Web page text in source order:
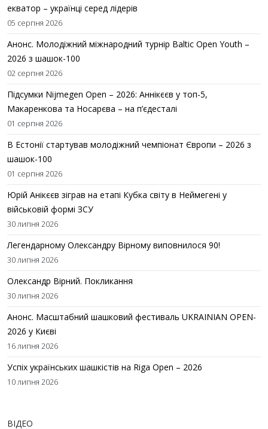
екватор – українці серед лідерів
05 серпня 2026
Анонс. Молодіжний міжнародний турнір Baltic Open Youth –
2026 з шашок-100
02 серпня 2026
Підсумки Nijmegen Open – 2026: Аннікєєв у топ-5,
Макаренкова та Носарєва – на п’єдесталі
01 серпня 2026
В Естонії стартував молодіжний чемпіонат Європи – 2026 з
шашок-100
01 серпня 2026
Юрій Анікєєв зіграв на етапі Кубка світу в Неймегені у
військовій формі ЗСУ
30 липня 2026
Легендарному Олександру Вірному виповнилося 90!
30 липня 2026
Олександр Вірний. Покликання
30 липня 2026
Анонс. Масштабний шашковий фестиваль UKRAINIAN OPEN-
2026 у Києві
16 липня 2026
Успіх українських шашкістів на Riga Open – 2026
10 липня 2026
ВІДЕО